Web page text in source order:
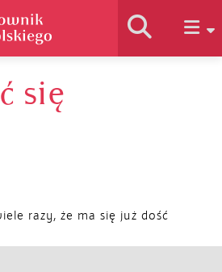
słownika
się
razy, że ma się już dość